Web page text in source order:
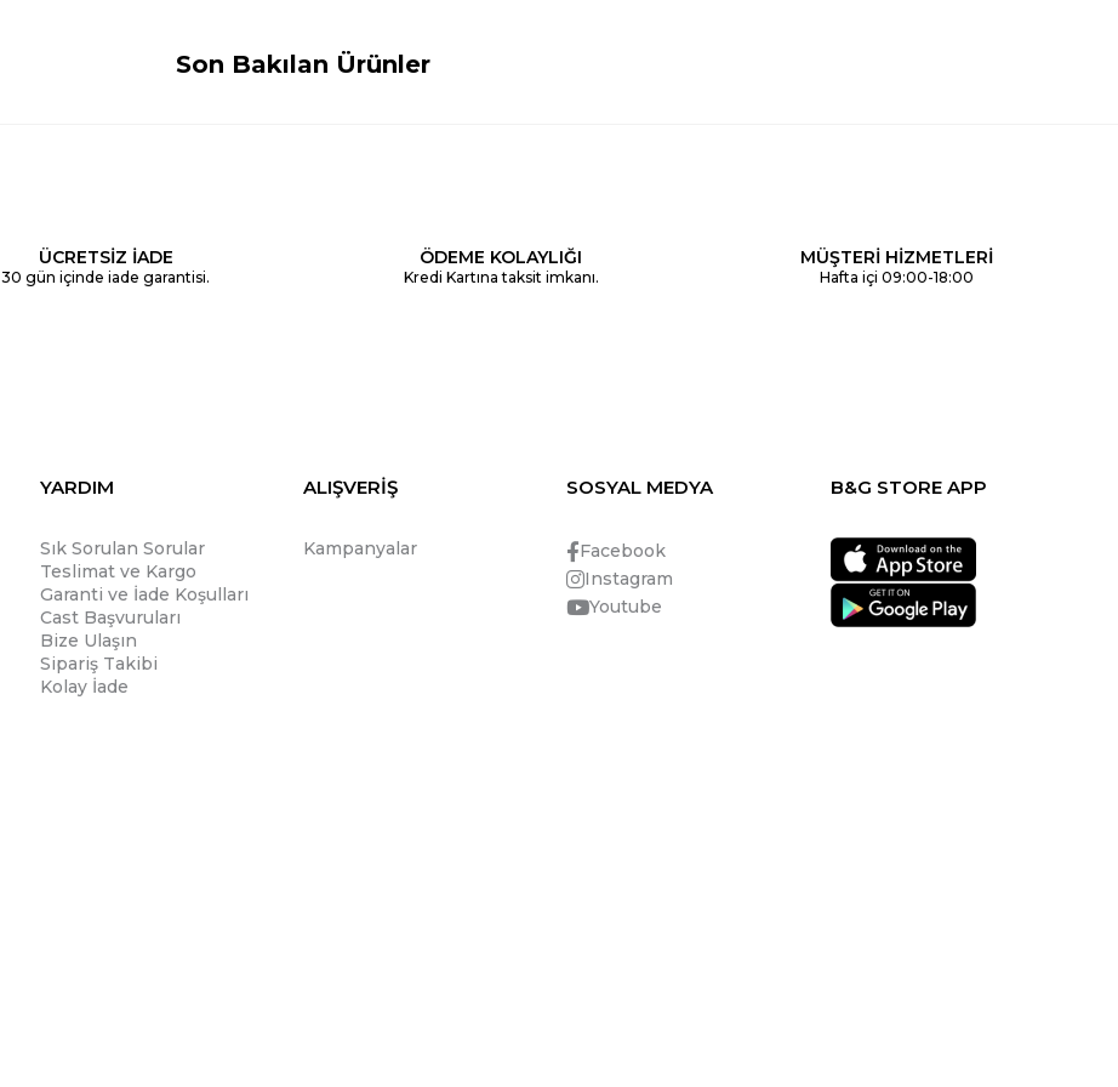
Son Bakılan Ürünler
ÜCRETSİZ İADE
30 gün içinde iade garantisi.
ÖDEME KOLAYLIĞI
Kredi Kartına taksit imkanı.
MÜŞTERİ HİZMETLERİ
Hafta içi 09:00-18:00
YARDIM
Sık Sorulan Sorular
Teslimat ve Kargo
Garanti ve İade Koşulları
Cast Başvuruları
Bize Ulaşın
Sipariş Takibi
Kolay İade
ALIŞVERİŞ
Kampanyalar
SOSYAL MEDYA
Facebook
Instagram
Youtube
B&G STORE APP